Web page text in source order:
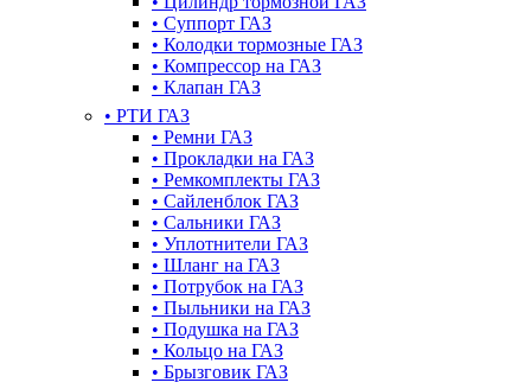
• Суппорт ГАЗ
• Колодки тормозные ГАЗ
• Компрессор на ГАЗ
• Клапан ГАЗ
• РТИ ГАЗ
• Ремни ГАЗ
• Прокладки на ГАЗ
• Ремкомплекты ГАЗ
• Сайленблок ГАЗ
• Сальники ГАЗ
• Уплотнители ГАЗ
• Шланг на ГАЗ
• Потрубок на ГАЗ
• Пыльники на ГАЗ
• Подушка на ГАЗ
• Кольцо на ГАЗ
• Брызговик ГАЗ